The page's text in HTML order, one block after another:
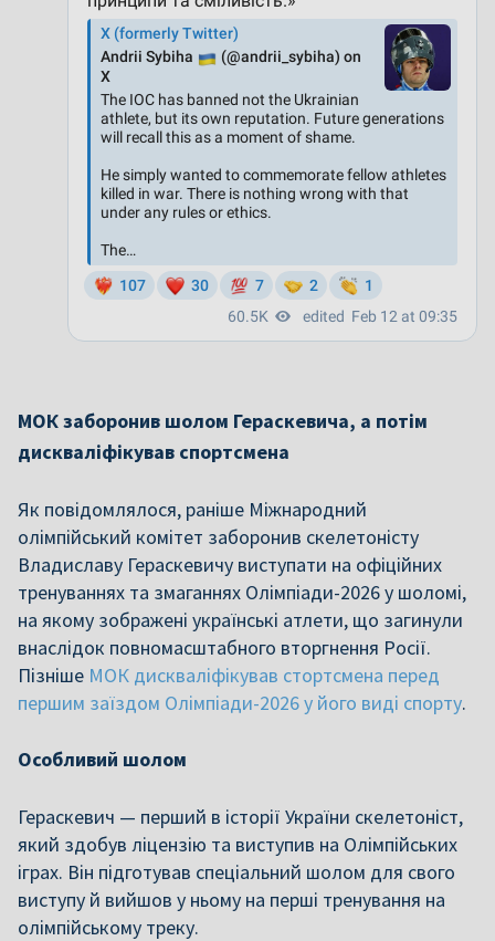
МОК заборонив шолом Гераскевича, а потім
дискваліфікував спортсмена
Як повідомлялося, раніше Міжнародний
олімпійський комітет заборонив скелетоністу
Владиславу Гераскевичу виступати на офіційних
тренуваннях та змаганнях Олімпіади-2026 у шоломі,
на якому зображені українські атлети, що загинули
внаслідок повномасштабного вторгнення Росії.
Пізніше МОК дискваліфікував стортсмена перед
першим заїздом Олімпіади-2026 у його виді спорту.
Особливий шолом
Гераскевич — перший в історії України скелетоніст,
який здобув ліцензію та виступив на Олімпійських
іграх. Він підготував спеціальний шолом для свого
виступу й вийшов у ньому на перші тренування на
олімпійському треку.